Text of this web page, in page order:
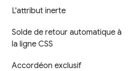
L'attribut inerte
Solde de retour automatique à
la ligne CSS
Accordéon exclusif